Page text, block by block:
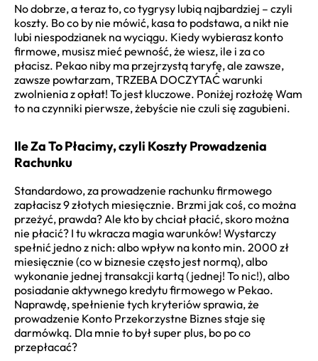
No dobrze, a teraz to, co tygrysy lubią najbardziej – czyli
koszty. Bo co by nie mówić, kasa to podstawa, a nikt nie
lubi niespodzianek na wyciągu. Kiedy wybierasz konto
firmowe, musisz mieć pewność, że wiesz, ile i za co
płacisz. Pekao niby ma przejrzystą taryfę, ale zawsze,
zawsze powtarzam, TRZEBA DOCZYTAĆ warunki
zwolnienia z opłat! To jest kluczowe. Poniżej rozłożę Wam
to na czynniki pierwsze, żebyście nie czuli się zagubieni.
Ile Za To Płacimy, czyli Koszty Prowadzenia
Rachunku
Standardowo, za prowadzenie rachunku firmowego
zapłacisz 9 złotych miesięcznie. Brzmi jak coś, co można
przeżyć, prawda? Ale kto by chciał płacić, skoro można
nie płacić? I tu wkracza magia warunków! Wystarczy
spełnić jedno z nich: albo wpływ na konto min. 2000 zł
miesięcznie (co w biznesie często jest normą), albo
wykonanie jednej transakcji kartą (jednej! To nic!), albo
posiadanie aktywnego kredytu firmowego w Pekao.
Naprawdę, spełnienie tych kryteriów sprawia, że
prowadzenie Konto Przekorzystne Biznes staje się
darmówką. Dla mnie to był super plus, bo po co
przepłacać?